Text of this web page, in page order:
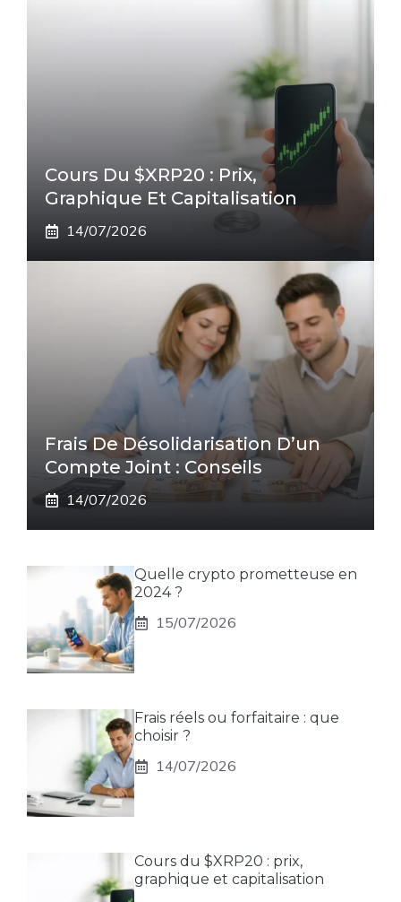
Cours Du $XRP20 : Prix,
Graphique Et Capitalisation
14/07/2026
Frais De Désolidarisation D’un
Compte Joint : Conseils
14/07/2026
Quelle crypto prometteuse en
2024 ?
15/07/2026
Frais réels ou forfaitaire : que
choisir ?
14/07/2026
Cours du $XRP20 : prix,
graphique et capitalisation